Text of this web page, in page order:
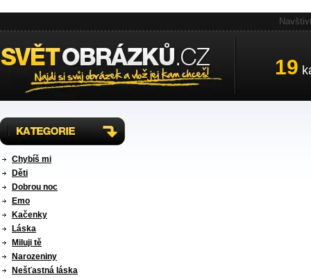
19
Chybíš mi
Děti
Dobrou noc
Emo
Kačenky
Láska
Miluji tě
Narozeniny
Nešťastná láska